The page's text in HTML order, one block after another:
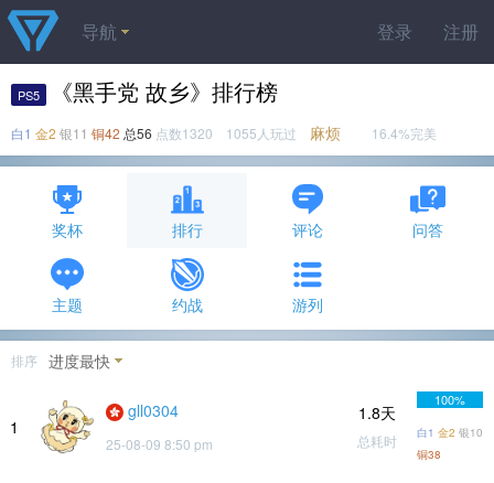
登录 注册
导航
PS5 《黑手党 故乡》排行榜
白1 金2 银11 铜42 总56 点数1320 1055人玩过 麻烦 16.4%完美
奖杯 排行 评论 问答
主题 约战 游列
排序 进度最快
1
gll0304
25-08-09 8:50 pm
1.8天
总耗时
100%
白1 金2 银10
铜38